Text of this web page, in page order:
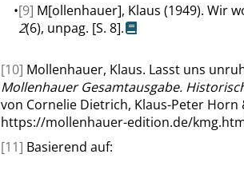
•[9] M[ollenhauer], Klaus (1949). Wir
2(6), unpag. [S. 8].
[10] Mollenhauer, Klaus. Lasst uns
Mollenhauer Gesamtausgabe.
von Cornelie Dietrich, Klaus-Peter Horn
https://mollenhauer-edition.de/
[11] Basierend auf: